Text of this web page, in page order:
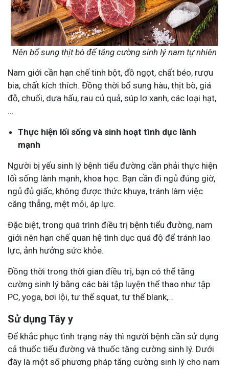
Nên bổ sung thịt bò để tăng cường sinh lý nam tự nhiên
Nam giới cần hạn chế tinh bột, đồ ngọt, chất béo, rượu
bia, chất kích thích. Đồng thời bổ sung hàu, thịt bò, giá
đỗ, chuối, dưa hấu, rau củ quả, súp lơ xanh, các loại hạt,
…
Thực hiện lối sống và sinh hoạt tình dục lành
mạnh
Người bị yếu sinh lý bệnh tiểu đường cần phải thực hiện
lối sống lành mạnh, khoa học. Bạn cần đi ngủ đúng giờ,
ngủ đủ giấc, không được thức khuya, tránh làm việc
căng thẳng, mệt mỏi, áp lực.
Đặc biệt, trong quá trình điều trị bệnh tiểu đường, nam
giới nên hạn chế quan hệ tình dục quá độ để tránh lao
lực, ảnh hưởng sức khỏe.
Đồng thời trong thời gian điều trị, bạn có thể tăng
cường sinh lý bằng các bài tập luyện thể thao như tập
PC, yoga, bơi lội, tư thế squat, tư thế blank,…
Sử dụng Tây y
Để khắc phục tình trạng này thì người bệnh cần sử dụng
cả thuốc tiểu đường và thuốc tăng cường sinh lý. Dưới
đây là một số phương pháp tăng cường sinh lý cho nam